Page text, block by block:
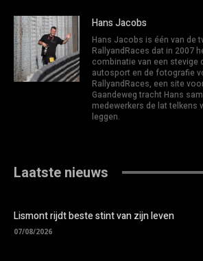
Hans Jacobs
Hans Jacobs is één van de
RallyandRaces dat in 2007
combinatie van een stevige
autosport en de fotografie
RallyandRaces, een site
Gaandeweg tracht Hans
medewerkers de lat telkens
leggen.
Laatste nieuws
Lismont rijdt beste stint van zijn leven
07/08/2026